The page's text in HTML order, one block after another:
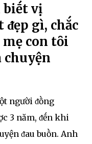
biḗt vị
gì, chắc
con tȏi
chuyện
người ᵭṑng
3 năm, ᵭḗn khi
ᵭau buṑn. Anh